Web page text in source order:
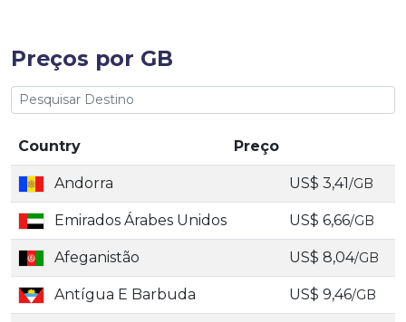
Preços por GB
Country Preço
Andorra US$ 3,41/GB
Emirados Árabes Unidos US$ 6,66/GB
Afeganistão US$ 8,04/GB
Antígua E Barbuda US$ 9,46/GB